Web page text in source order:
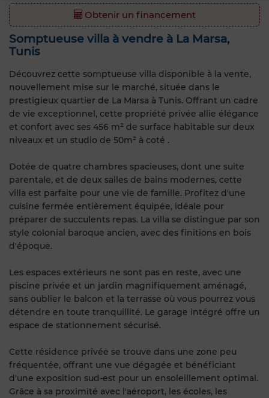
Obtenir un financement
Somptueuse villa à vendre à La Marsa,
Tunis
Découvrez cette somptueuse villa disponible à la vente,
nouvellement mise sur le marché, située dans le
prestigieux quartier de La Marsa à Tunis. Offrant un cadre
de vie exceptionnel, cette propriété privée allie élégance
et confort avec ses 456 m² de surface habitable sur deux
niveaux et un studio de 50m² à coté .
Dotée de quatre chambres spacieuses, dont une suite
parentale, et de deux salles de bains modernes, cette
villa est parfaite pour une vie de famille. Profitez d'une
cuisine fermée entièrement équipée, idéale pour
préparer de succulents repas. La villa se distingue par son
style colonial baroque ancien, avec des finitions en bois
d'époque.
Les espaces extérieurs ne sont pas en reste, avec une
piscine privée et un jardin magnifiquement aménagé,
sans oublier le balcon et la terrasse où vous pourrez vous
détendre en toute tranquillité. Le garage intégré offre un
espace de stationnement sécurisé.
Cette résidence privée se trouve dans une zone peu
fréquentée, offrant une vue dégagée et bénéficiant
d'une exposition sud-est pour un ensoleillement optimal.
Grâce à sa proximité avec l'aéroport, les écoles, les